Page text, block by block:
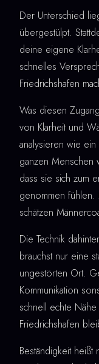
Der Unterschied
übergestülpt.
deine eigene
schnelles
Friedrichshafen
Was diesen
von Klarheit und
analysieren wie
ganzen Menschen
dass sie sich zum
genommen fühlen.
schätzen
Die Technik
brauchst nur eine
ungestörten Ort.
Kommunikation
schnell echte
Friedrichshafen
Beständigkeit heißt